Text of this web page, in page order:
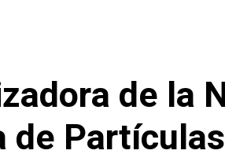
de la
de Partículas